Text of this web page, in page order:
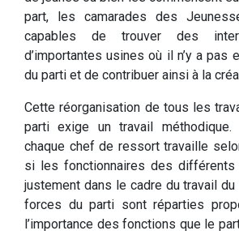
part, les camarades des
capables de trouver des
d’importantes usines où il n’y a pas
du parti et de contribuer ainsi à la
Cette réorganisation de tous les
parti exige un travail
chaque chef de ressort travaille
si les fonctionnaires des différents
justement dans le cadre du travail
forces du parti sont réparties
l’importance des fonctions que le